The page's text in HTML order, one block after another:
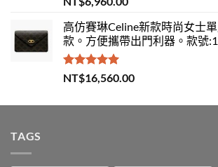
滿分 5
高仿賽琳Celine新款時尚女士
款。方便攜帶出門利器。款號
評分5.00
滿分 5
NT$16,560.00
TAGS